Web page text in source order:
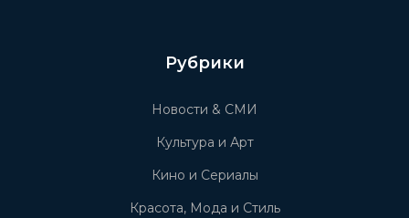
Рубрики
Новости & СМИ
Культура и Арт
Кино и Сериалы
Красота, Мода и Стиль